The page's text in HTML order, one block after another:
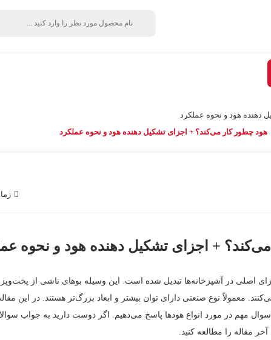
دهنده هود و نحوه عملکرد
هود چطور کار می‌کند؟ + اجزای تشکیل دهنده هود و نحوه عملکرد
زمان
+ اجزای تشکیل دهنده هود و نحوه
اصلی در آشپزخانه‌ها تبدیل شده است. این وسیله بوهای ناشی از
معمولاً نوع صنعتی دارای توان بیشتر و ابعاد بزرگ‌تر هستند. در این
خواهیم شد و سپس به 7 سوال مهم در مورد انواع هودها پاسخ می‌دهیم. اگر دوست دارید
مقاله را مطالعه کنید.